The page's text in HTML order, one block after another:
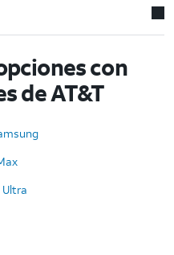
con
de AT&T
Ultra